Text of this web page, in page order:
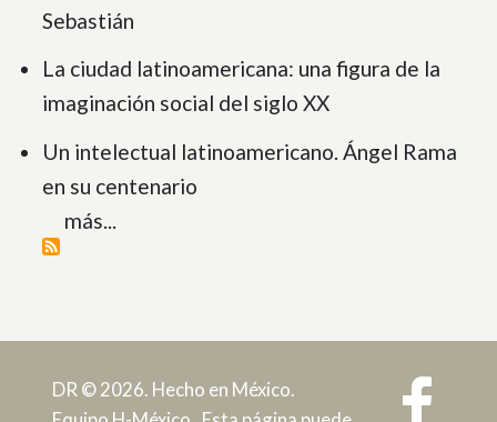
Sebastián
La ciudad latinoamericana: una figura de la
imaginación social del siglo XX
Un intelectual latinoamericano. Ángel Rama
en su centenario
más...
DR © 2026. Hecho en México.